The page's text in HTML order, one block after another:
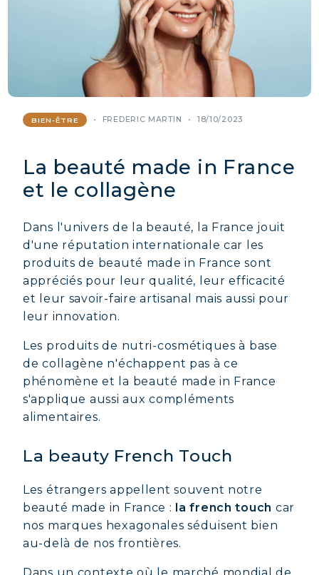
BIEN-ÊTRE FREDERIC MARTIN 18/10/2023
La beauté made in France
et le collagène
Dans l'univers de la beauté, la France jouit
d'une réputation internationale car les
produits de beauté made in France sont
appréciés pour leur qualité, leur efficacité
et leur savoir-faire artisanal mais aussi pour
leur innovation.
Les produits de nutri-cosmétiques à base
de collagène n'échappent pas à ce
phénomène et la beauté made in France
s'applique aussi aux compléments
alimentaires.
La beauty French Touch
Les étrangers appellent souvent notre
beauté made in France : la french touch car
nos marques hexagonales séduisent bien
au-delà de nos frontières.